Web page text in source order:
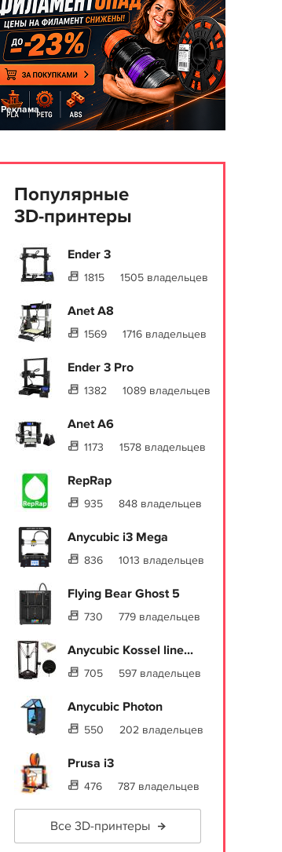
Реклама
Популярные
3D-принтеры
Ender 3
1815 1505 владельцев
Anet A8
1569 1716 владельцев
Ender 3 Pro
1382 1089 владельцев
Anet A6
1173 1578 владельцев
RepRap
935 848 владельцев
Anycubic i3 Mega
836 1013 владельцев
Flying Bear Ghost 5
730 779 владельцев
Anycubic Kossel line...
705 597 владельцев
Anycubic Photon
550 202 владельцев
Prusa i3
476 787 владельцев
Все 3D-принтеры